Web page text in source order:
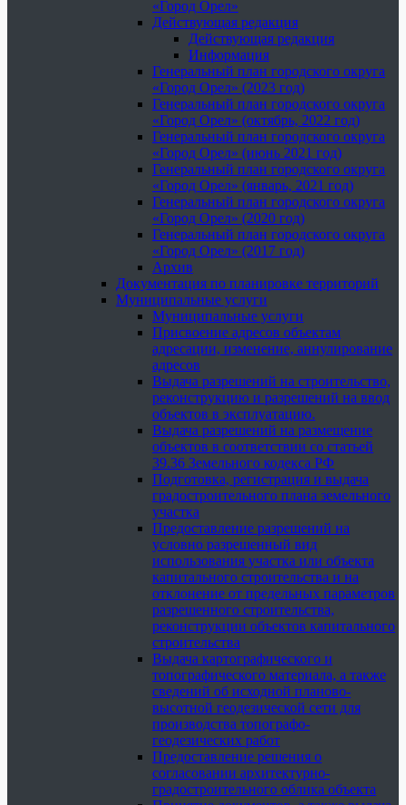
«Город Орел»
Действующая редакция
Действующая редакция
Информация
Генеральный план городского округа
«Город Орел» (2023 год)
Генеральный план городского округа
«Город Орел» (октябрь, 2022 год)
Генеральный план городского округа
«Город Орел» (июнь 2021 год)
Генеральный план городского округа
«Город Орел» (январь, 2021 год)
Генеральный план городского округа
«Город Орел» (2020 год)
Генеральный план городского округа
«Город Орел» (2017 год)
Архив
Документация по планировке территорий
Муниципальные услуги
Муниципальные услуги
Присвоение адресов объектам
адресации, изменение, аннулирование
адресов
Выдача разрешений на строительство,
реконструкцию и разрешений на ввод
объектов в эксплуатацию.
Выдача разрешений на размещение
объектов в соответствии со статьей
39.36 Земельного кодекса РФ
Подготовка, регистрация и выдача
градостроительного плана земельного
участка
Предоставление разрешений на
условно разрешенный вид
использования участка или объекта
капитального строительства и на
отклонение от предельных параметров
разрешенного строительства,
реконструкции объектов капитального
строительства
Выдача картографического и
топографического материала, а также
сведений об исходной планово-
высотной геодезической сети для
производства топографо-
геодезических работ
Предоставление решения о
согласовании архитектурно-
градостроительного облика объекта